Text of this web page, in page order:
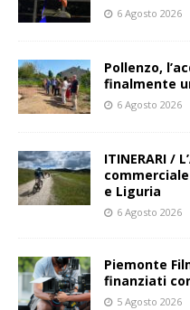
6 Agosto 2026
Pollenzo,
finalmente
6 Agosto 2026
ITINERARI /
e Liguria
6 Agosto 2026
Piemonte
finanziati
5 Agosto 2026